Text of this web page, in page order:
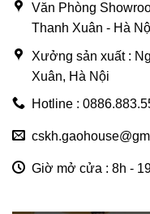
Văn Phòng
Thanh Xuân - Hà
Xưởng sản xuất :
Xuân, Hà Nội
Hotline :
Giờ mở cửa : 8h -